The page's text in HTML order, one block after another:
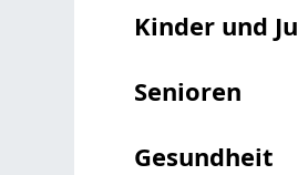
Kinder und
Senioren
Gesundheit